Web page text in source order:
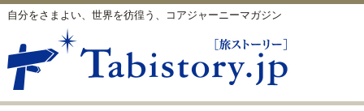
自分をさまよい、世界を彷徨う、コアジャーニーマガジン